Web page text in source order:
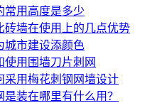
常用高度是多少
砖墙在使用上的几点优势
城市建设添颜色
使用围墙刀片刺网
采用梅花刺钢网墙设计
装在哪里有什么用？